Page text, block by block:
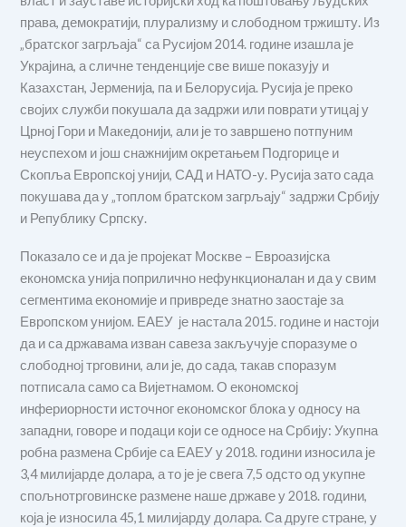
права, демократији, плурализму и слободном тржишту. Из
„братског загрљаја“ са Русијом 2014. године изашла је
Украјина, а сличне тенденције све више показују и
Казахстан, Јерменија, па и Белорусија. Русија је преко
својих служби покушала да задржи или поврати утицај у
Црној Гори и Македонији, али је то завршено потпуним
неуспехом и још снажнијим окретањем Подгорице и
Скопља Европској унији, САД и НАТО-у. Русија зато сада
покушава да у „топлом братском загрљају“ задржи Србију
и Републику Српску.
Показало се и да је пројекат Москве – Евроазијска
економска унија поприлично нефункционалан и да у свим
сегментима економије и привреде знатно заостаје за
Европском унијом. ЕАЕУ је настала 2015. године и настоји
да и са државама изван савеза закључује споразуме о
слободној трговини, али је, до сада, такав споразум
потписала само са Вијетнамом. О економској
инфериорности источног економског блока у односу на
западни, говоре и подаци који се односе на Србију: Укупна
робна размена Србије са ЕАЕУ у 2018. години износила је
3,4 милијарде долара, а то је је свега 7,5 одсто од укупне
спољнотрговинске размене наше државе у 2018. години,
која је износила 45,1 милијарду долара. Са друге стране, у